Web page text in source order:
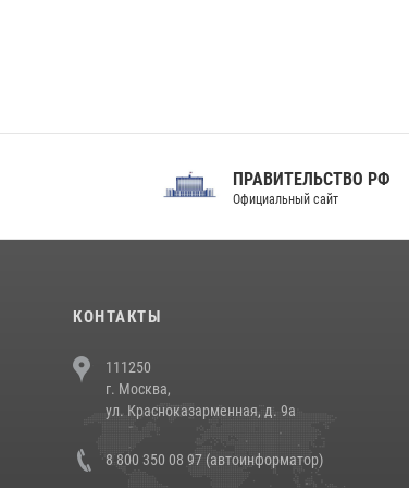
ПРАВИТЕЛЬСТВО РФ
Официальный сайт
КОНТАКТЫ
111250
г. Москва,
ул. Красноказарменная, д. 9а
8 800 350 08 97 (автоинформатор)